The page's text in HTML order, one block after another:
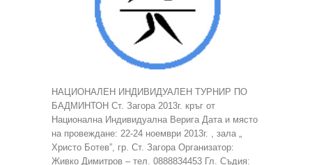
НАЦИОНАЛЕН ИНДИВИДУАЛЕН ТУРНИР ПО
БАДМИНТОН Ст. Загора 2013г. кръг от
Национална Индивидуална Верига Дата и място
на провеждане: 22-24 ноември 2013г. , зала „
Христо Ботев”, гр. Ст. Загора Организатор:
Живко Димитров – тел. 0888834453 Гл. Съдия: